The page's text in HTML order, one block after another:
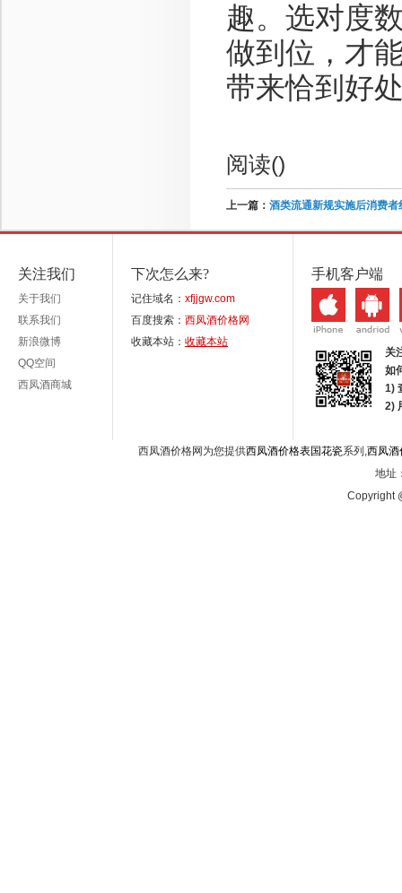
趣。选对度
做到位，才
带来恰到好
阅读()
上一篇： 酒类流通新规实施后消费
关注我们
关于我们
联系我们
新浪微博
QQ空间
西凤酒商城
下次怎么来?
记住域名： xfjjgw.com
百度搜索： 西凤酒价格网
收藏本站： 收藏本站
手机客户端
关
如
1)
2)
西凤酒价格网为您提供西凤酒价格表国花瓷系列,西凤酒
地址
Copyright